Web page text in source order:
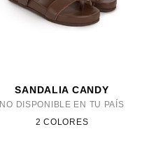
SANDALIA CANDY
NO DISPONIBLE EN TU PAÍS
2 COLORES